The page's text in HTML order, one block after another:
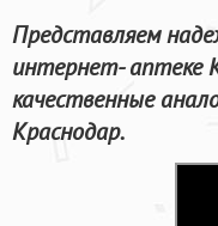
Представляем
интернет- аптеке
качественные
Краснодар.